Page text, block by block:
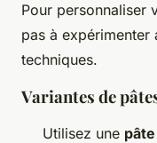
Pour personnaliser
pas à
techniques.
Variantes de
Utilisez une